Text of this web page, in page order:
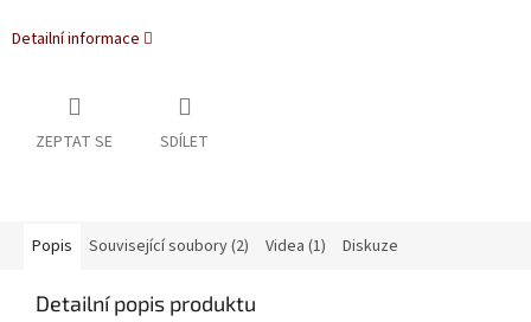
Detailní informace
ZEPTAT SE SDÍLET
Popis Související soubory (2) Videa (1) Diskuze
Detailní popis produktu